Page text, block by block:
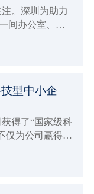
。深圳为助力
间办公室、一
型中小企
得了“国家级科
仅为公司赢得了
更为广阔的发